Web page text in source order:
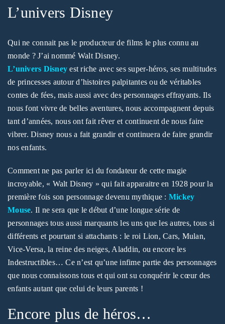
SE CONNECTER
Identifiant ou e-mail
Mot de passe *
MOT DE PASSE PERDU ?
L’univers Disney
Qui ne connait pas le producteur de films le plus connu au
monde ? J’ai nommé Walt Disney.
L’univers Disney est riche avec ses super-héros, ses multitudes
de princesses autour d’histoires palpitantes ou de véritables
contes de fées, mais aussi avec des personnages effrayants. Ils
nous font vivre de belles aventures, nous accompagnent depuis
tant d’années, nous ont fait rêver et continuent de nous faire
vibrer. Disney nous a fait grandir et continuera de faire grandir
nos enfants.
Comment ne pas parler ici du fondateur de cette magie
incroyable, « Walt Disney » qui fait apparaitre en 1928 pour la
première fois son personnage devenu mythique : Mickey
Mouse. Il ne sera que le début d’une longue série de
personnages tous aussi marquants les uns que les autres, tous si
différents et pourtant si attachants : le roi Lion, Cars, Mulan,
Vice-Versa, la reine des neiges, Aladdin, ou encore les
Indestructibles… Ce n’est qu’une infime partie des personnages
que nous connaissons tous et qui ont su conquérir le cœur des
enfants autant que celui de leurs parents !
Encore plus de héros…